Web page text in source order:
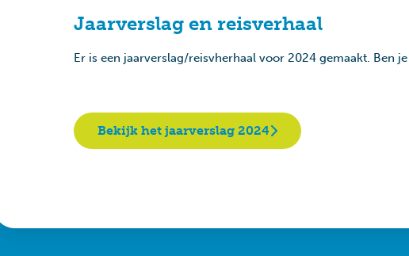
Jaarverslag en reisverhaal
Er is een jaarverslag/reisvherhaal voor 2024 gemaakt. Ben
Bekijk het jaarverslag 2024